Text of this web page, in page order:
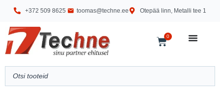
+372 509 8625 toomas@techne.ee Otepää linn, Metalli tee 1
0